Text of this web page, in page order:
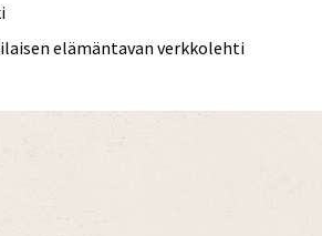
elämäntavan verkkolehti